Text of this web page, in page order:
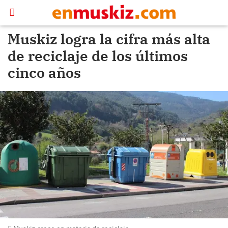
Muskiz logra la cifra más alta
de reciclaje de los últimos
cinco años